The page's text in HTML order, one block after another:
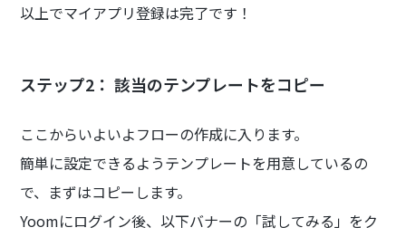
以上でマイアプリ登録は完了です！
ステップ2： 該当のテンプレートをコピー
ここからいよいよフローの作成に入ります。
簡単に設定できるようテンプレートを用意しているの
で、まずはコピーします。
Yoomにログイン後、以下バナーの「試してみる」をク